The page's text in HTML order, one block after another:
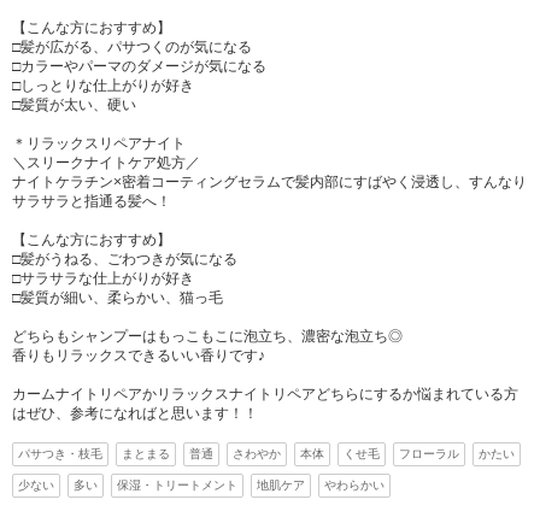
【こんな方におすすめ】
□髪が広がる、パサつくのが気になる
□カラーやパーマのダメージが気になる
□しっとりな仕上がりが好き
□髪質が太い、硬い
＊リラックスリペアナイト
＼スリークナイトケア処方／
ナイトケラチン×密着コーティングセラムで髪内部にすばやく浸透し、すんなり
サラサラと指通る髪へ！
【こんな方におすすめ】
□髪がうねる、ごわつきが気になる
□サラサラな仕上がりが好き
□髪質が細い、柔らかい、猫っ毛
どちらもシャンプーはもっこもこに泡立ち、濃密な泡立ち◎
香りもリラックスできるいい香りです♪
カームナイトリペアかリラックスナイトリペアどちらにするか悩まれている方
はぜひ、参考になればと思います！！
パサつき・枝毛 まとまる 普通 さわやか 本体 くせ毛 フローラル かたい
少ない 多い 保湿・トリートメント 地肌ケア やわらかい